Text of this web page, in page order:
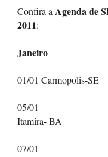
Confira a Agenda de
2011:
Janeiro
01/01 Carmopolis-SE
05/01
Itamira- BA
07/01